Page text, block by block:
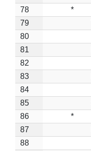
78
*
79
80
81
82
83
84
85
86
*
87
88